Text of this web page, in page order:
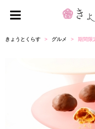
ょ
く
ら
す
きょうとくらす グルメ 期間限